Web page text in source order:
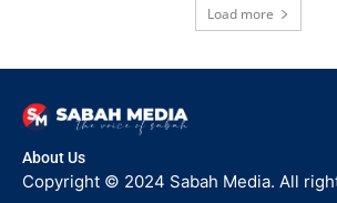
Load more
About Us
Copyright © 2024 Sabah Media. All